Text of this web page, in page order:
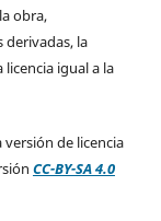
obra,
derivadas, la
igual a la
de licencia
CC-BY-SA 4.0